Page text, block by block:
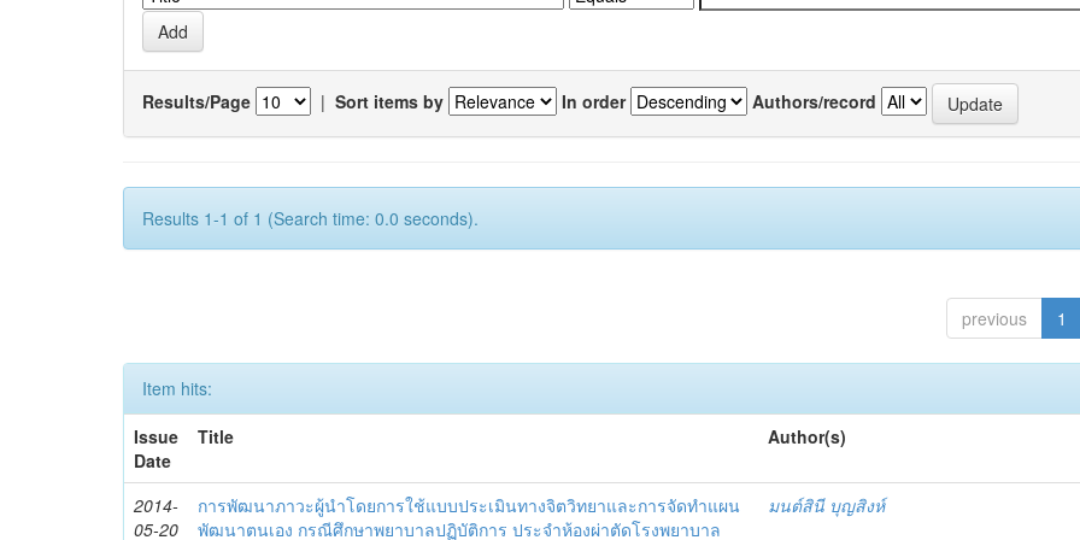
Results/Page | Sort items by In order Authors/record
Results 1-1 of 1 (Search time: 0.0 seconds).
previous 1
Item hits:
Issue
Date
Title Author(s)
2014-
05-20
การพัฒนาภาวะผู้นำโดยการใช้แบบประเมินทางจิตวิทยาและการจัดทำแผน
พัฒนาตนเอง กรณีศึกษาพยาบาลปฏิบัติการ ประจำห้องผ่าตัดโรงพยาบาล
มนต์สินี บุญสิงห์